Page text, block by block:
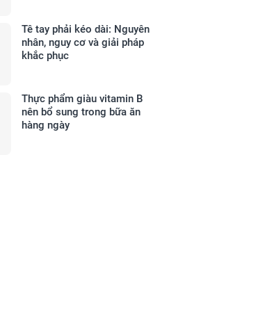
Tê tay phải kéo dài: Nguyên
nhân, nguy cơ và giải pháp
khắc phục
Thực phẩm giàu vitamin B
nên bổ sung trong bữa ăn
hàng ngày